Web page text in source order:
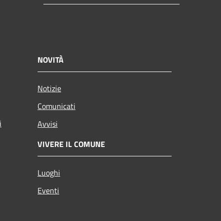
NOVITÀ
Notizie
Comunicati
Avvisi
VIVERE IL COMUNE
Luoghi
Eventi